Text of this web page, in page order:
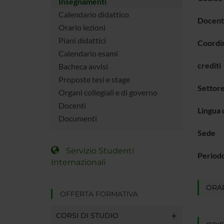
Calendario didattico
Orario lezioni
Piani didattici
Calendario esami
Bacheca avvisi
Proposte tesi e stage
Organi collegiali e di governo
Docenti
Documenti
Servizio Studenti
Internazionali
OFFERTA FORMATIVA
CORSI DI STUDIO
crediti
Lingua
Sede